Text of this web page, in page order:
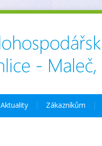
Aktuality Zákazníkům